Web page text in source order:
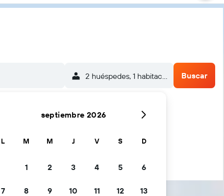
2 huéspedes, 1 habitación Buscar
septiembre 2026
L M M J V S D
1 2 3 4 5 6
7 8 9 10 11 12 13